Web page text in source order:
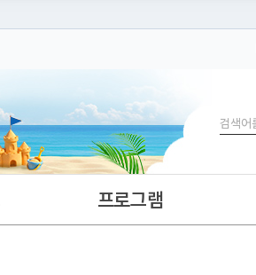
도메인 주소를 확인해 보세요
검색
프로그램